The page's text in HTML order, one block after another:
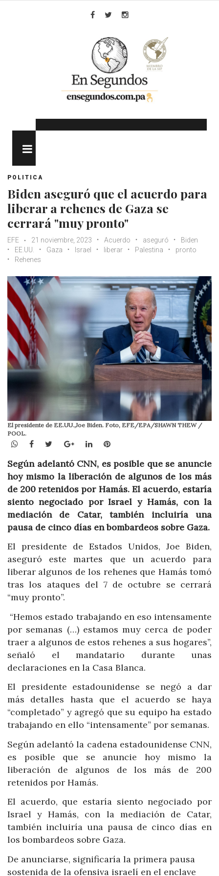
POLITICA
Biden aseguró que el acuerdo para
liberar a rehenes de Gaza se
cerrará "muy pronto"
EFE 21 noviembre, 2023 Acuerdo aseguró
Biden
EE.UU.
Gaza Israel liberar Palestina
pronto
Rehenes
El presidente de EE.UU.,Joe Biden. Foto, EFE/EPA/SHAWN THEW /
POOL.
WhatsApp
Facebook
TwitterGoogle+LinkedInPinterest
Según adelantó CNN, es posible que se anuncie
hoy mismo la liberación de algunos de los más
de 200 retenidos por Hamás. El acuerdo, estaría
siento negociado por Israel y Hamás, con la
mediación de Catar, también incluiría una
pausa de cinco días en bombardeos sobre Gaza.
El presidente de Estados Unidos, Joe Biden,
aseguró este martes que un acuerdo para
liberar algunos de los rehenes que Hamás tomó
tras los ataques del 7 de octubre se cerrará
“muy pronto”.
“Hemos estado trabajando en eso intensamente
por semanas (…) estamos muy cerca de poder
traer a algunos de estos rehenes a sus hogares”,
señaló el mandatario durante unas
declaraciones en la Casa Blanca.
El presidente estadounidense se negó a dar
más detalles hasta que el acuerdo se haya
“completado” y agregó que su equipo ha estado
trabajando en ello “intensamente” por semanas.
Según adelantó la cadena estadounidense CNN,
es posible que se anuncie hoy mismo la
liberación de algunos de los más de 200
retenidos por Hamás.
El acuerdo, que estaría siento negociado por
Israel y Hamás, con la mediación de Catar,
también incluiría una pausa de cinco días en
los bombardeos sobre Gaza.
De anunciarse, significaría la primera pausa
sostenida de la ofensiva israelí en el enclave